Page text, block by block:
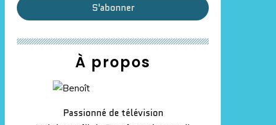
À propos
Passionné de télévision